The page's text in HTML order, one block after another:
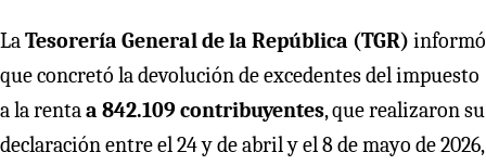
LaTesorería General de la República (TGR) informó
que concretó la devolución de excedentes del impuesto
a la rentaa 842.109 contribuyentes, que realizaron su
declaración entre el 24 y de abril y el 8 de mayo de 2026,